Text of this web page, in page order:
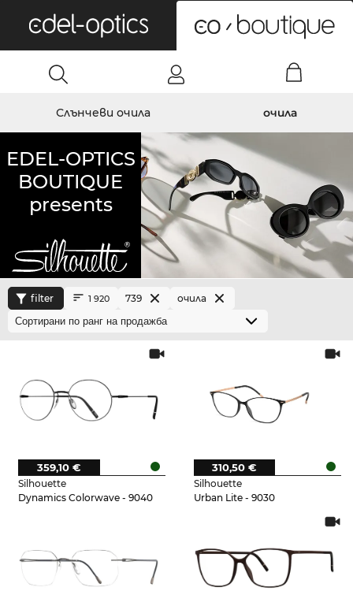
Слънчеви очила очила
EDEL-OPTICS
BOUTIQUE
presents
filter 1 920 739 очила
Silhouette
Dynamics Colorwave - 9040
359,10 €
Silhouette
Urban Lite - 9030
310,50 €